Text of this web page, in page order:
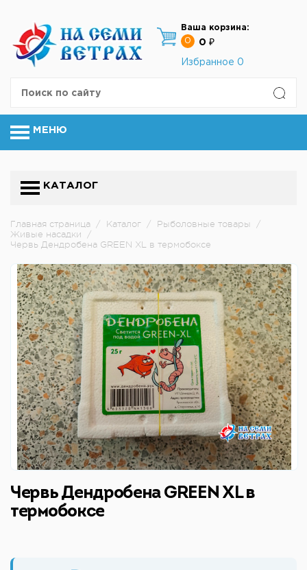
Ваша корзина:
0
0 ₽
Избранное 0
МЕНЮ
КАТАЛОГ
Главная страница / Каталог / Рыболовные товары
/
Живые насадки
/
Червь Дендробена GREEN XL в термобоксе
Червь Дендробена GREEN XL в
термобоксе